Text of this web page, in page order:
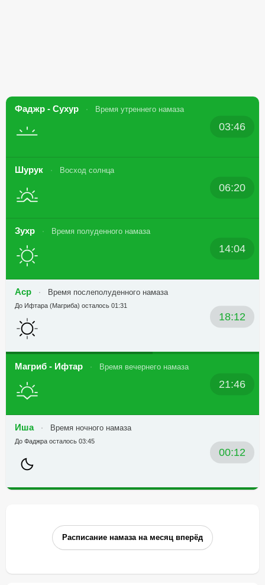
Фаджр - Сухур Время утреннего намаза
03:46
Шурук Восход солнца
06:20
Зухр Время полуденного намаза
14:04
Аср Время послеполуденного намаза
18:12
До Ифтара (Магриба) осталось 01:31
Магриб - Ифтар Время вечернего намаза
21:46
Иша Время ночного намаза
00:12
До Фаджра осталось 03:45
Расписание намаза на месяц вперёд